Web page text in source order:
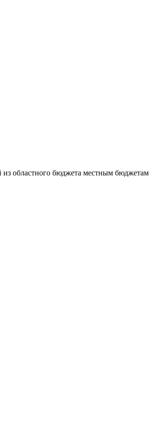
из областного бюджета местным бюджетам